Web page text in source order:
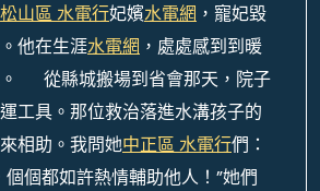
松山區 水電行妃嬪水電網 ，寵妃毀
他在生涯水電網 ，處處感到到暖
從縣城搬場到省會那天，院子
工具。那位救治落進水溝孩子的
相助。我問她中正區 水電行們：
個個都如許熱情輔助他人！”她們